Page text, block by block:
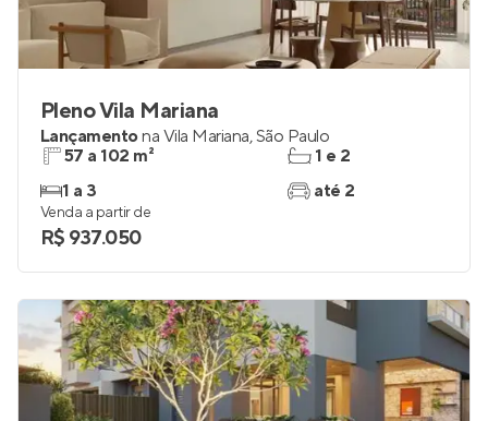
Pleno Vila Mariana
Lançamentona Vila Mariana,São Paulo
57 a 102 m²
1 a 3
1 e 2
até 2
Venda a partir de
R$ 937.050